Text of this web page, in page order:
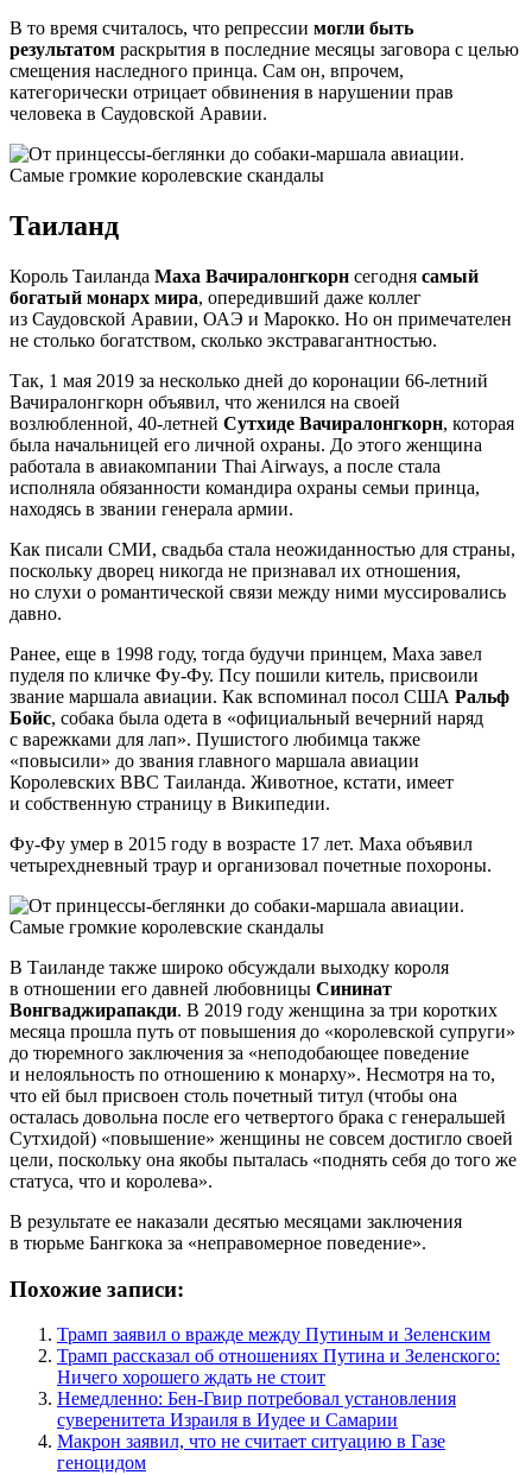
В то время считалось, что репрессии могли быть
результатом раскрытия в последние месяцы заговора с целью
смещения наследного принца. Сам он, впрочем,
категорически отрицает обвинения в нарушении прав
человека в Саудовской Аравии.
Таиланд
Король Таиланда Маха Вачиралонгкорн сегодня самый
богатый монарх мира, опередивший даже коллег
из Саудовской Аравии, ОАЭ и Марокко. Но он примечателен
не столько богатством, сколько экстравагантностью.
Так, 1 мая 2019 за несколько дней до коронации 66-летний
Вачиралонгкорн объявил, что женился на своей
возлюбленной, 40-летней Сутхиде Вачиралонгкорн, которая
была начальницей его личной охраны. До этого женщина
работала в авиакомпании Thai Airways, а после стала
исполняла обязанности командира охраны семьи принца,
находясь в звании генерала армии.
Как писали СМИ, свадьба стала неожиданностью для страны,
поскольку дворец никогда не признавал их отношения,
но слухи о романтической связи между ними муссировались
давно.
Ранее, еще в 1998 году, тогда будучи принцем, Маха завел
пуделя по кличке Фу-Фу. Псу пошили китель, присвоили
звание маршала авиации. Как вспоминал посол США Ральф
Бойс, собака была одета в «официальный вечерний наряд
с варежками для лап». Пушистого любимца также
«повысили» до звания главного маршала авиации
Королевских ВВС Таиланда. Животное, кстати, имеет
и собственную страницу в Википедии.
Фу-Фу умер в 2015 году в возрасте 17 лет. Маха объявил
четырехдневный траур и организовал почетные похороны.
В Таиланде также широко обсуждали выходку короля
в отношении его давней любовницы Сининат
Вонгваджирапакди. В 2019 году женщина за три коротких
месяца прошла путь от повышения до «королевской супруги»
до тюремного заключения за «неподобающее поведение
и нелояльность по отношению к монарху». Несмотря на то,
что ей был присвоен столь почетный титул (чтобы она
осталась довольна после его четвертого брака с генеральшей
Сутхидой) «повышение» женщины не совсем достигло своей
цели, поскольку она якобы пыталась «поднять себя до того же
статуса, что и королева».
В результате ее наказали десятью месяцами заключения
в тюрьме Бангкока за «неправомерное поведение».
Похожие записи:
Трамп заявил о вражде между Путиным и Зеленским
Трамп рассказал об отношениях Путина и Зеленского:
Ничего хорошего ждать не стоит
Немедленно: Бен-Гвир потребовал установления
суверенитета Израиля в Иудее и Самарии
Макрон заявил, что не считает ситуацию в Газе
геноцидом